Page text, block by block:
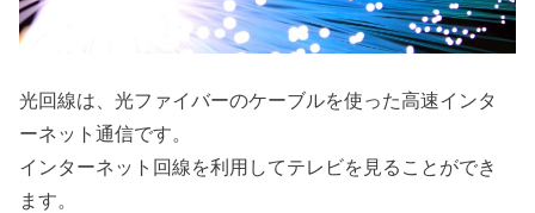
光回線は、光ファイバーのケーブルを使った高速インタ
ーネット通信です。
インターネット回線を利用してテレビを見ることができ
ます。